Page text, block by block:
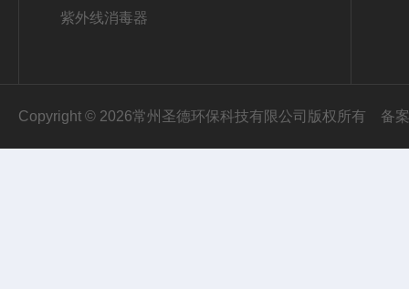
紫外线消毒器
Copyright © 2026常州圣德环保科技有限公司版权所有 备